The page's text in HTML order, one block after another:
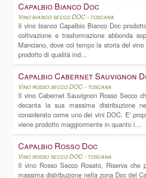
Capalbio Bianco Doc
Vino bianco secco DOC - toscana
Il vino bianco Capalbio Bianco Doc
coltivazione e trasformazione abbonda
Manciano, dove col tempo la storia del
prodotto di qualità ind...
Capalbio Cabernet Sauvignon
Vino rosso secco DOC - toscana
Il vino Cabernet Sauvignon Rosso Secco
decanta la sua massima distribuzione
considerato come uno dei vini DOC. E'
viene prodotto maggiormente in quanto i...
Capalbio Rosso Doc
Vino rosso secco DOC - toscana
Il vino Rosso Secco Rosato, Riserva
massima distribuzione nella zona Doc del